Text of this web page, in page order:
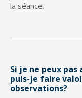
la séance.
Si je ne peux
puis-je faire
observations?